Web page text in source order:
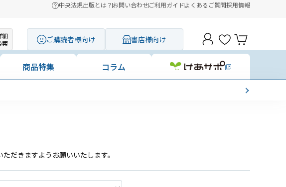
中央法規出版とは？お問い合わせご利用ガイドよくあるご質問採用情報
細
索
ご購読者様向け 書店様向け
商品特集 コラム
だきますようお願いいたします。